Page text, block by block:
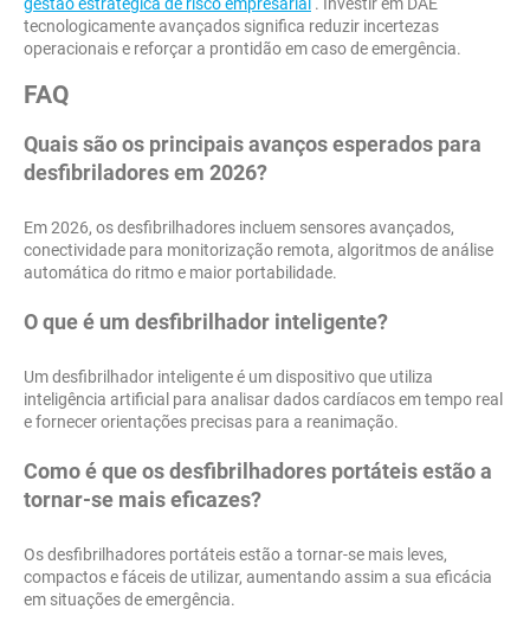
gestão estratégica de risco empresarial . Investir em DAE
tecnologicamente avançados significa reduzir incertezas
operacionais e reforçar a prontidão em caso de emergência.
FAQ
Quais são os principais avanços esperados para
desfibriladores em 2026?
Em 2026, os desfibrilhadores incluem sensores avançados,
conectividade para monitorização remota, algoritmos de análise
automática do ritmo e maior portabilidade.
O que é um desfibrilhador inteligente?
Um desfibrilhador inteligente é um dispositivo que utiliza
inteligência artificial para analisar dados cardíacos em tempo real
e fornecer orientações precisas para a reanimação.
Como é que os desfibrilhadores portáteis estão a
tornar-se mais eficazes?
Os desfibrilhadores portáteis estão a tornar-se mais leves,
compactos e fáceis de utilizar, aumentando assim a sua eficácia
em situações de emergência.